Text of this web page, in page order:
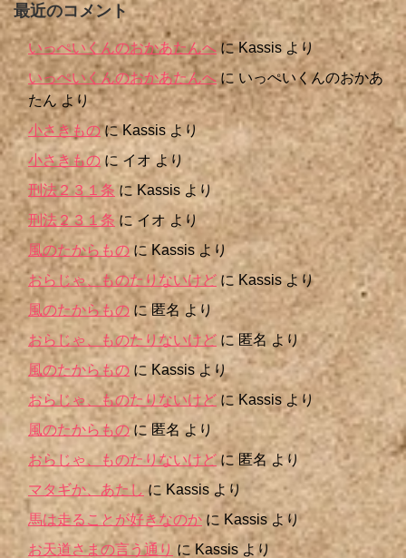
最近のコメント
いっぺいくんのおかあたんへ にKassis より
いっぺいくんのおかあたんへに いっぺいくんのおかあ
たんより
小さきものにKassisより
小さきもの に イオ より
刑法２３１条 に Kassis より
刑法２３１条 に イオ より
風のたからもの にKassis より
おらじゃ、ものたりないけど に Kassisより
風のたからもの に匿名 より
おらじゃ、ものたりないけど に匿名より
風のたからもの に Kassis より
おらじゃ、ものたりないけど にKassis より
風のたからものに 匿名 より
おらじゃ、ものたりないけどに 匿名より
マタギか、あたし に Kassis より
馬は走ることが好きなのか に Kassisより
お天道さまの言う通り に Kassisより